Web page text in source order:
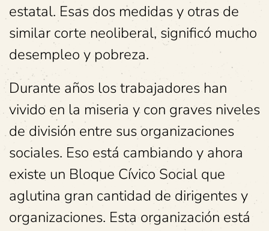
estatal. Esas dos medidas y otras de
similar corte neoliberal, significó mucho
desempleo y pobreza.
Durante años los trabajadores han
vivido en la miseria y con graves niveles
de división entre sus organizaciones
sociales. Eso está cambiando y ahora
existe un Bloque Cívico Social que
aglutina gran cantidad de dirigentes y
organizaciones. Esta organización está